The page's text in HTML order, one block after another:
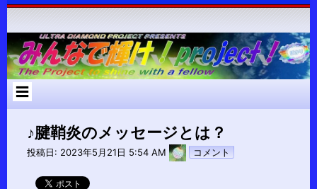
コ
ン
ツ
へ
ス
♪腱鞘炎のメッセージとは？
投稿日: 2023年5月21日 5:54 AM pokari7
コメント